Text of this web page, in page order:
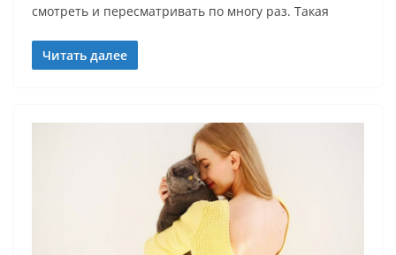
смотреть и пересматривать по многу раз. Такая
Читать далее